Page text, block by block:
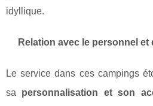
idyllique.
Relation avec le personnel
Le service dans ces campings
sa personnalisation et son